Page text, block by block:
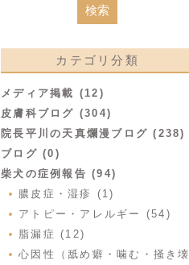
カテゴリ分類
メディア掲載 (12)
皮膚科ブログ (304)
院長平川の天真爛漫ブログ (238)
ブログ (0)
柴犬の症例報告 (94)
膿皮症・湿疹 (1)
アトピー・アレルギー (54)
脂漏症 (12)
心因性（舐め癖・噛む・掻き壊